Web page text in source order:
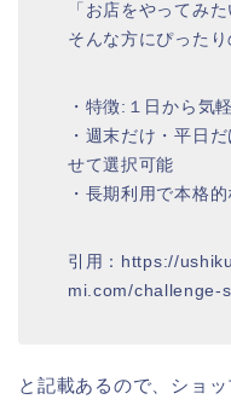
「お店をやってみ
そんな方にぴったり
・特徴:１日から気
・週末だけ・平日
せて選択可能
・長期利用で本格
引用：https://
mi.com/challenge-
と記載あるので、ショ